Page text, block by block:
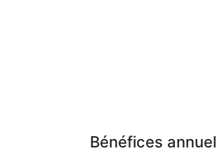
Bénéfices